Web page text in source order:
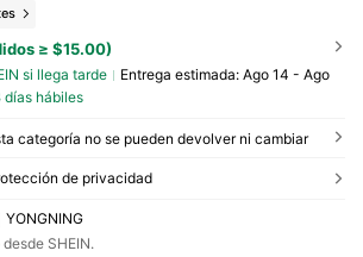
≥ $15.00)
si llega tarde Entrega estimada: Ago 14 - Ago
días hábiles
categoría no se pueden devolver ni cambiar
de privacidad
YONGNING
SHEIN.